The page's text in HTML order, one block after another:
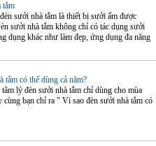
tắm
sưởi nhà tắm là thiết bị sưởi ấm được
sưởi nhà tắm không chỉ có tác dụng sưởi
dụng khác như làm đẹp, ứng dụng đa năng
tắm có thể dùng cả năm?
lý đèn sưởi nhà tắm chỉ dùng cho mùa
bạn chỉ ra " Vì sao đèn sưởi nhà tắm có